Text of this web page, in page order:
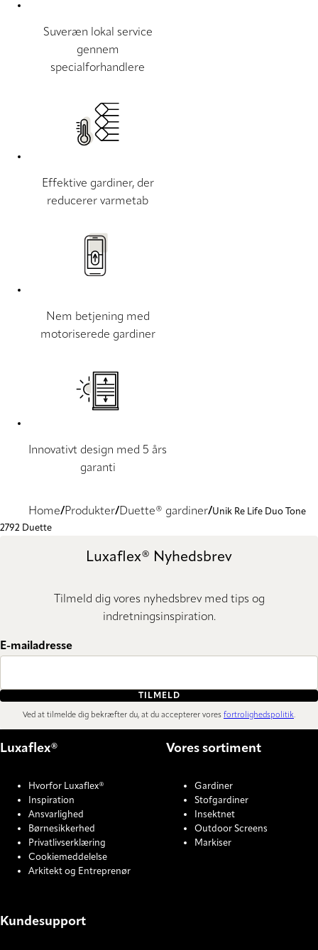
Suveræn lokal service
gennem
specialforhandlere
Effektive gardiner, der
reducerer varmetab
Nem betjening med
motoriserede gardiner
Innovativt design med 5 års
garanti
Home Produkter Duette® gardiner Unik Re Life Duo Tone
2792 Duette
Luxaflex® Nyhedsbrev
Tilmeld dig vores nyhedsbrev med tips og
indretningsinspiration.
E-mailadresse
TILMELD
Ved at tilmelde dig bekræfter du, at du accepterer vores fortrolighedspolitik.
Luxaflex®
Hvorfor Luxaflex®
Inspiration
Ansvarlighed
Børnesikkerhed
Privatlivserklæring
Cookiemeddelelse
Arkitekt og Entreprenør
Vores sortiment
Gardiner
Stofgardiner
Insektnet
Outdoor Screens
Markiser
Kundesupport